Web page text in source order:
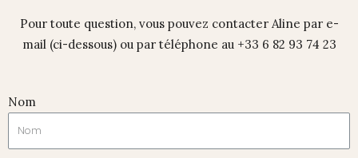
Pour toute question, vous pouvez contacter Aline par e-
mail (ci-dessous) ou par téléphone au +33 6 82 93 74 23
Nom